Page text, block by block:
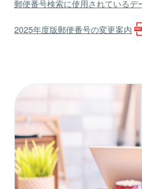
郵便番号検索に使用されているデ
2025年度版郵便番号の変更案内